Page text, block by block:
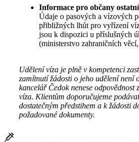
Informace pro občany
Údaje o pasových a vízových
přibližných lhůt pro vyřízení
jsou k dispozici u příslušných
(ministerstvo zahraničních
Udělení víza je plně v kompetenci
zamítnutí žádosti o jeho udělení není
kancelář Čedok nenese odpovědnost
víza. Klientům doporučujeme
dostatečným předstihem a k žádosti
požadované dokumenty.